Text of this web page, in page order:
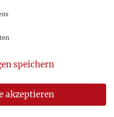
akzeptieren
speichern